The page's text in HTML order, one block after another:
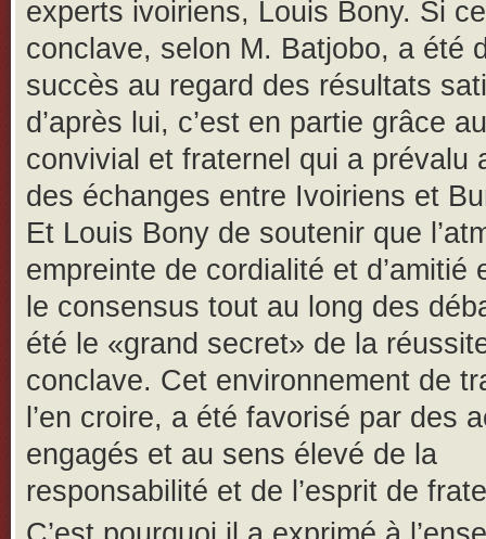
experts ivoiriens, Louis Bony. Si ce
conclave, selon M. Batjobo, a été
succès au regard des résultats
d’après lui, c’est en partie grâce
convivial et fraternel qui a prévalu
des échanges entre Ivoiriens et
Et Louis Bony de soutenir que
empreinte de cordialité et d’amitié
le consensus tout au long des
été le «grand secret» de la
conclave. Cet environnement de
l’en croire, a été favorisé par des
engagés et au sens élevé de la
responsabilité et de l’esprit de